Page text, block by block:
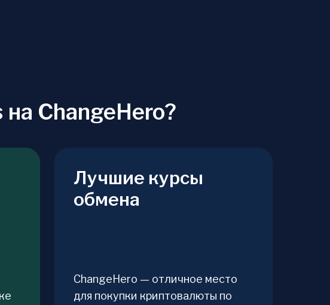
ChangeHero?
Лучшие курсы
обмена
ChangeHero — отличное место
для покупки криптовалюты по